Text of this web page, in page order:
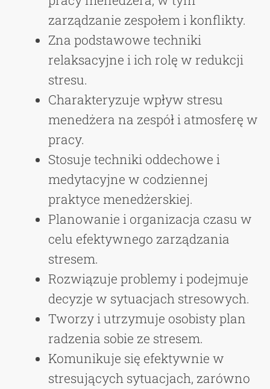
zarządzanie zespołem i konflikty.
Zna podstawowe techniki
relaksacyjne i ich rolę w redukcji
stresu.
Charakteryzuje wpływ stresu
menedżera na zespół i atmosferę w
pracy.
Stosuje techniki oddechowe i
medytacyjne w codziennej
praktyce menedżerskiej.
Planowanie i organizacja czasu w
celu efektywnego zarządzania
stresem.
Rozwiązuje problemy i podejmuje
decyzje w sytuacjach stresowych.
Tworzy i utrzymuje osobisty plan
radzenia sobie ze stresem.
Komunikuje się efektywnie w
stresujących sytuacjach, zarówno